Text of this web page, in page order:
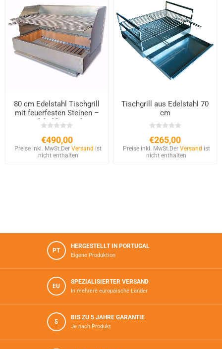
80 cm Edelstahl Tischgrill
mit feuerfesten Steinen –
Holzkohle & Holz
€490,00
Preise inkl. MwSt. DerVersand ist
nicht enthalten
Tischgrill aus Edelstahl 70
cm
€265,00
Preise inkl. MwSt. Der Versand ist
nicht enthalten
PT
HERGESTELLT IN PORTUGAL
Eigene Produktion
EU
SPEZIALISIERTER VERSAND
In mehrere europäische Länder
5
BIS ZU 5 JAHRE GARANTIE
Je nach Produkt